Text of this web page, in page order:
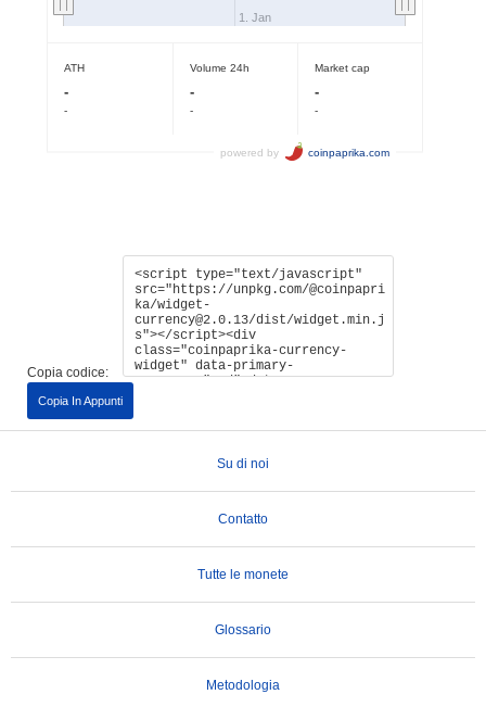
Copia codice:
Copia In Appunti
Su di noi
Contatto
Tutte le monete
Glossario
Metodologia